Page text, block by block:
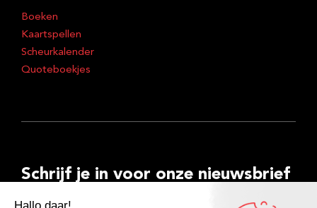
Boeken
Kaartspellen
Scheurkalender
Quoteboekjes
Schrijf je in voor onze nieuwsbrief